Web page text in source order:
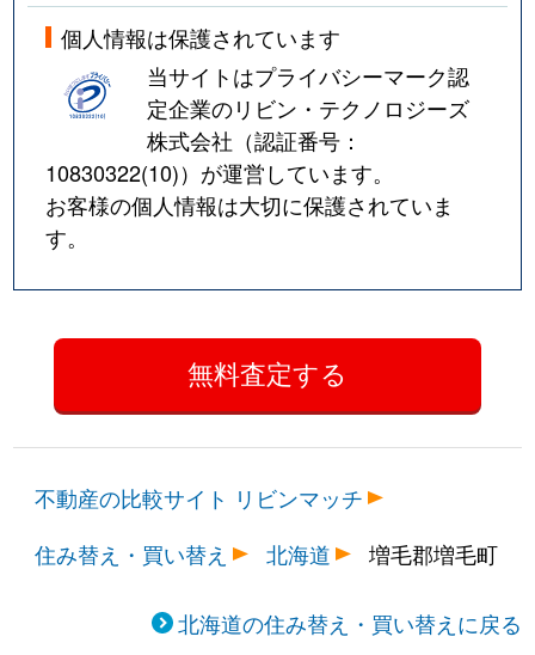
個人情報は保護されています
当サイトはプライバシーマーク認
定企業のリビン・テクノロジーズ
株式会社（認証番号：
10830322(10)）が運営しています。
お客様の個人情報は大切に保護されていま
す。
不動産の比較サイト リビンマッチ
住み替え・買い替え
北海道 増毛郡増毛町
北海道の住み替え・買い替えに戻る